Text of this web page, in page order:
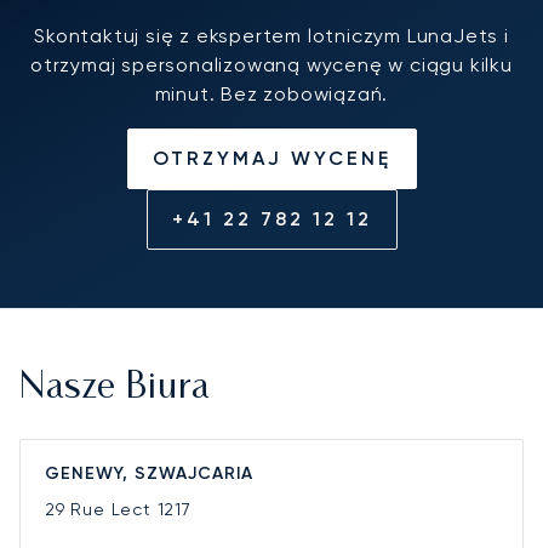
Skontaktuj się z ekspertem lotniczym LunaJets i
otrzymaj spersonalizowaną wycenę w ciągu kilku
minut. Bez zobowiązań.
OTRZYMAJ WYCENĘ
+41 22 782 12 12
Nasze Biura
GENEWY, SZWAJCARIA
29 Rue Lect 1217